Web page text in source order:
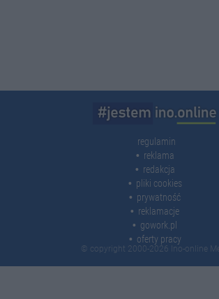
regulamin
reklama
redakcja
pliki cookies
prywatność
reklamacje
gowork.pl
oferty pracy
© copyright 2000-2026 Ino-online